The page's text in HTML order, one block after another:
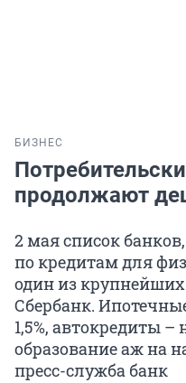
БИЗНЕС
продолжают
2 мая список
по кредитам для
один из
Сбербанк.
1,5%, автокредиты –
образование аж на
пресс-служба банк